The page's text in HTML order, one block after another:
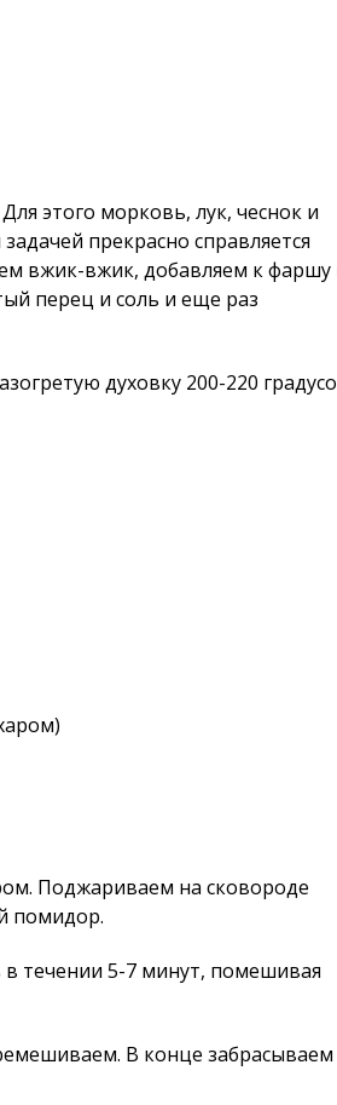
этого морковь, лук, чеснок и
прекрасно справляется
вжик-вжик, добавляем к фаршу
перец и соль и еще раз
духовку 200-220
Поджариваем на сковороде
помидор.
течении 5-7 минут, помешивая
В конце забрасываем